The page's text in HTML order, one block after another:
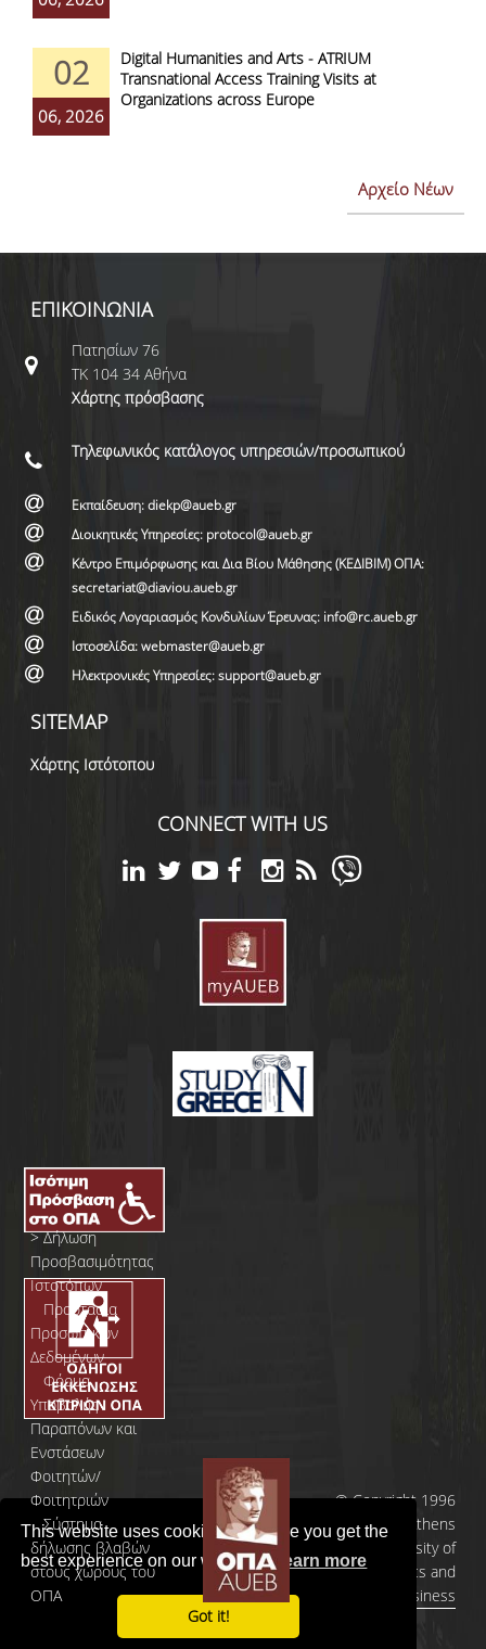
This website uses cookies to ensure you get the
best experience on our website.Learn more
Got it!
02
06, 2026
Digital Humanities and Arts - ATRIUM
Transnational Access Training Visits at
Organizations across Europe
Αρχείο Νέων
ΕΠΙΚΟΙΝΩΝΙΑ
Πατησίων 76
ΤΚ 104 34 Αθήνα
Χάρτης πρόσβασης
Τηλεφωνικός κατάλογος υπηρεσιών/προσωπικού
Εκπαίδευση: diekp@aueb.gr
Διοικητικές Υπηρεσίες: protocol@aueb.gr
Κέντρο Επιμόρφωσης και Δια Βίου Μάθησης (ΚΕΔΙΒΙΜ) ΟΠΑ:
secretariat@diaviou.aueb.gr
Ειδικός Λογαριασμός Κονδυλίων Έρευνας: info@rc.aueb.gr
Ιστοσελίδα: webmaster@aueb.gr
Ηλεκτρονικές Υπηρεσίες: support@aueb.gr
SITEMAP
Χάρτης Ιστότοπου
CONNECT WITH US
>Δήλωση
Προσβασιμότητας
Ιστοτόπων
Προστασία
Προσωπικών
Δεδομένων
Φόρμα
Yποβολής
Παραπόνων και
Ενστάσεων
Φοιτητών/
Φοιτητριών
>Σύστημα
δήλωσης βλαβών
στους χώρους του
ΟΠΑ
© Copyright 1996
- 2026 | Athens
University of
Economics and
Business